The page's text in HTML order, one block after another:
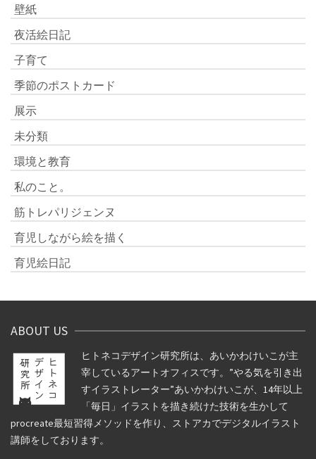
壁紙
夜活絵日記
子育て
季節のポストカード
展示
未分類
環境と教育
私のこと。
筋トレパリジェンヌ
育児しながら絵を描く
育児絵日記
ABOUT US
ヒトネコデザイン研究所は、あいかわけいこが主
宰しているアートオフィスです。”やる気を引き出
すイラストレーター”あいかわけいこが、14年以上
「毎日」イラストを描き続けた技術を生かして
procreate最短習得メソッドを作り、ストアカでデジタルイラスト
講師をしております。